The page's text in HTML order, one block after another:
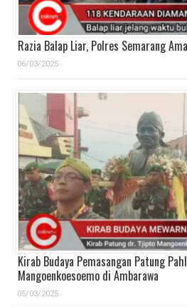
Razia Balap Liar, Polres Semarang
06/03/2025
Kirab Budaya Pemasangan Patung
Mangoenkoesoemo di Ambarawa
05/03/2025